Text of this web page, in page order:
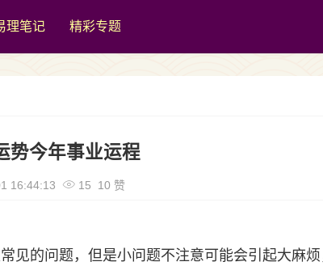
理笔记 精彩专题
势今年事业运程
16:44:13 15 10 赞
见的问题，但是小问题不注意可能会引起大麻烦